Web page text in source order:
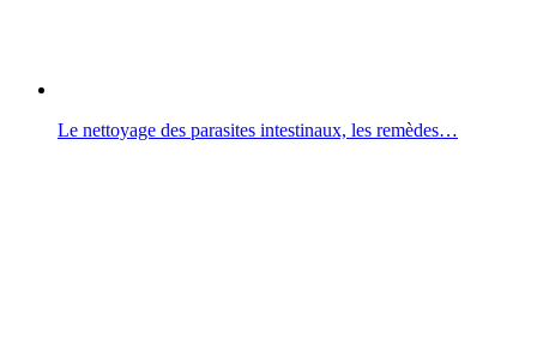
Le nettoyage des parasites intestinaux, les remèdes…